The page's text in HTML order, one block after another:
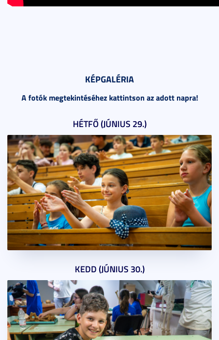
KÉPGALÉRIA
A fotók megtekintéséhez kattintson az adott napra!
HÉTFŐ (JÚNIUS 29.)
KEDD (JÚNIUS 30.)